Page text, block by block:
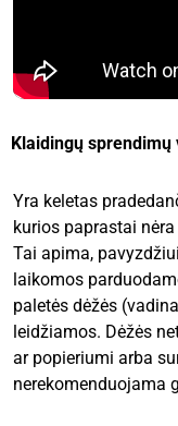
Klaidingų
Yra keletas
kurios paprastai
Tai apima,
laikomos
paletės dėžės
leidžiamos. Dėžės
ar popieriumi arba
nerekomenduojama